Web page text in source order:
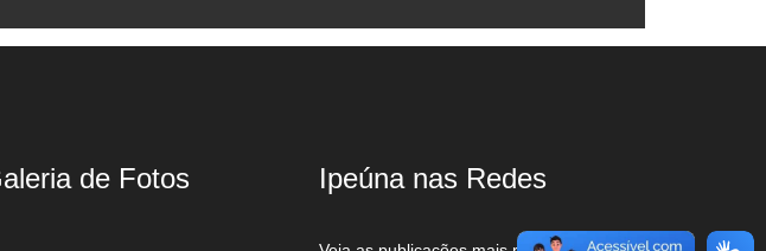
de Fotos Ipeúna nas Redes